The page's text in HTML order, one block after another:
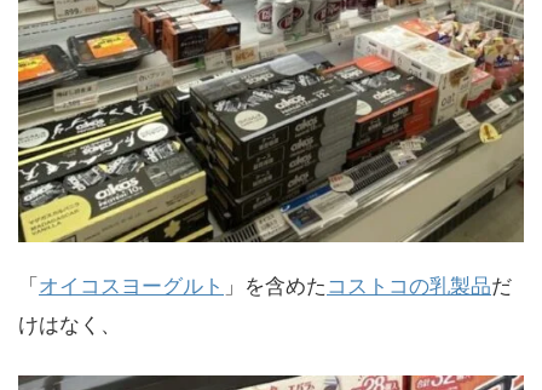
「 オイコスヨーグルト 」を含めた コストコの乳製品だ
けはなく、